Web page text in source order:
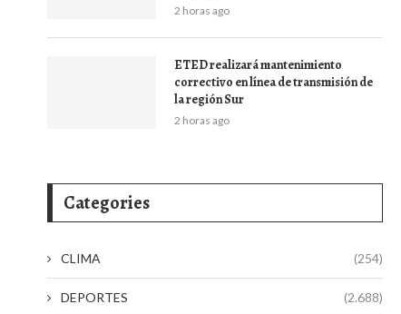
2 horas ago
ETED realizará mantenimiento
correctivo en línea de transmisión de
la región Sur
2 horas ago
Categories
CLIMA (254)
DEPORTES (2.688)